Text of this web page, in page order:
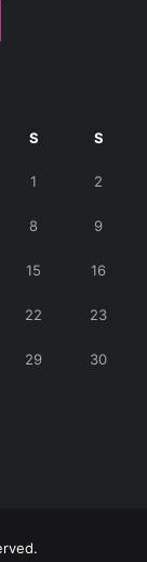
S S
1 2
8 9
15 16
22 23
29 30